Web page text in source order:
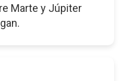
Marte y Júpiter